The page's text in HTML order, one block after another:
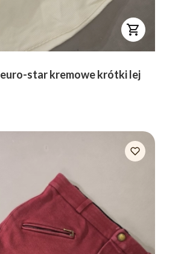
Bryczesy 36/164 euro-star kremowe krótki lej